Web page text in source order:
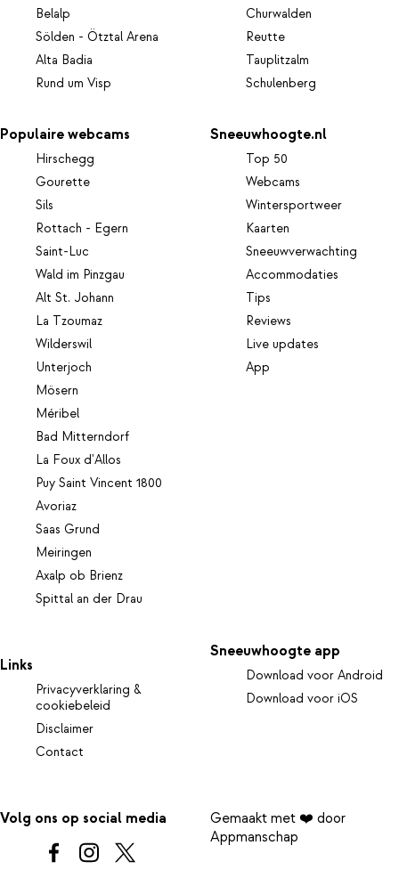
Belalp
Sölden - Ötztal Arena
Alta Badia
Rund um Visp
Churwalden
Reutte
Tauplitzalm
Schulenberg
Populaire webcams
Hirschegg
Gourette
Sils
Rottach - Egern
Saint-Luc
Wald im Pinzgau
Alt St. Johann
La Tzoumaz
Wilderswil
Unterjoch
Mösern
Méribel
Bad Mitterndorf
La Foux d'Allos
Puy Saint Vincent 1800
Avoriaz
Saas Grund
Meiringen
Axalp ob Brienz
Spittal an der Drau
Sneeuwhoogte.nl
Top 50
Webcams
Wintersportweer
Kaarten
Sneeuwverwachting
Accommodaties
Tips
Reviews
Live updates
App
Links
Privacyverklaring &
cookiebeleid
Disclaimer
Contact
Sneeuwhoogte app
Download voor Android
Download voor iOS
Volg ons op social media
Gemaakt met ❤️ door
Appmanschap